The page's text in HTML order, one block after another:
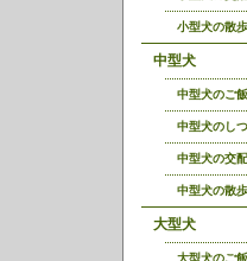
小型犬の散
中型犬
中型犬のご飯
中型犬のし
中型犬の交
中型犬の散
大型犬
大型犬のご飯